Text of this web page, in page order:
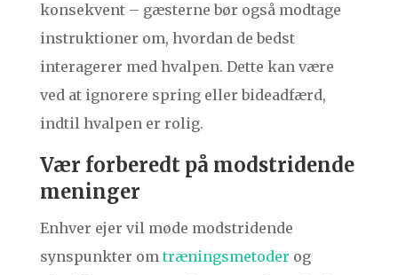
konsekvent – gæsterne bør også modtage
instruktioner om, hvordan de bedst
interagerer med hvalpen. Dette kan være
ved at ignorere spring eller bideadfærd,
indtil hvalpen er rolig.
Vær forberedt på modstridende
meninger
Enhver ejer vil møde modstridende
synspunkter om træningsmetoder og